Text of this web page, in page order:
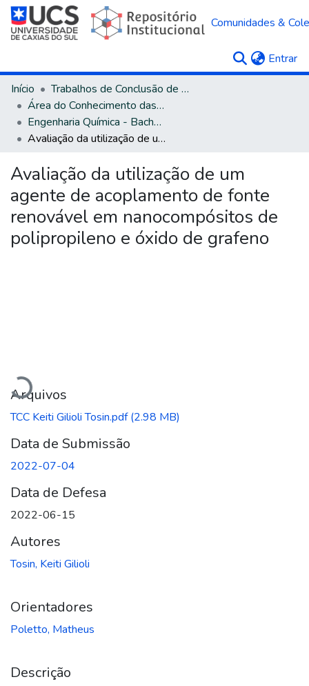
Comunidades &
Entrar
Início
Trabalhos de Conclusão de Curso
Área do Conhecimento das Engenharias
Engenharia Química - Bacharelado
Avaliação da utilização de um agente de acoplamento de fonte renovável em nanocompósitos de polipropileno e óxido de grafeno
Avaliação da utilização de um
agente de acoplamento de fonte
renovável em nanocompósitos de
polipropileno e óxido de grafeno
Carregando...
Arquivos
TCC Keiti Gilioli Tosin.pdf(2.98 MB)
Data de Submissão
2022-07-04
Data de Defesa
2022-06-15
Autores
Tosin, Keiti Gilioli
Orientadores
Poletto, Matheus
Descrição